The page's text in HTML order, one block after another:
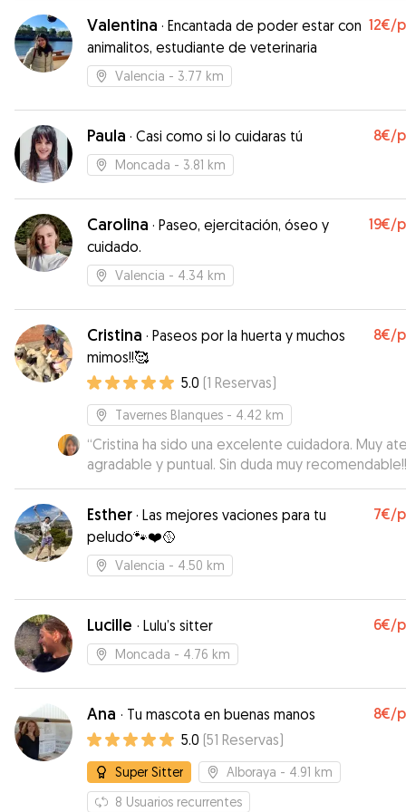
Valentina · Encantada de poder estar con
animalitos, estudiante de veterinaria
12€/
Valencia - 3.77 km
Paula · Casi como si lo cuidaras tú 8€/
Moncada - 3.81 km
Carolina · Paseo, ejercitación, óseo y
cuidado.
19€/
Valencia - 4.34 km
Cristina · Paseos por la huerta y muchos
mimos!!🥰
8€/
5.0 (1 Reservas)
Tavernes Blanques - 4.42 km
“Cristina ha sido una excelente cuidadora. Muy
agradable y puntual. Sin duda muy
Esther · Las mejores vaciones para tu
peludo🐾❤️🥎
7€/
Valencia - 4.50 km
Lucille · Lulu’s sitter 6€/
Moncada - 4.76 km
Ana · Tu mascota en buenas manos 8€/
5.0 (51 Reservas)
Super Sitter Alboraya - 4.91 km
8 Usuarios recurrentes